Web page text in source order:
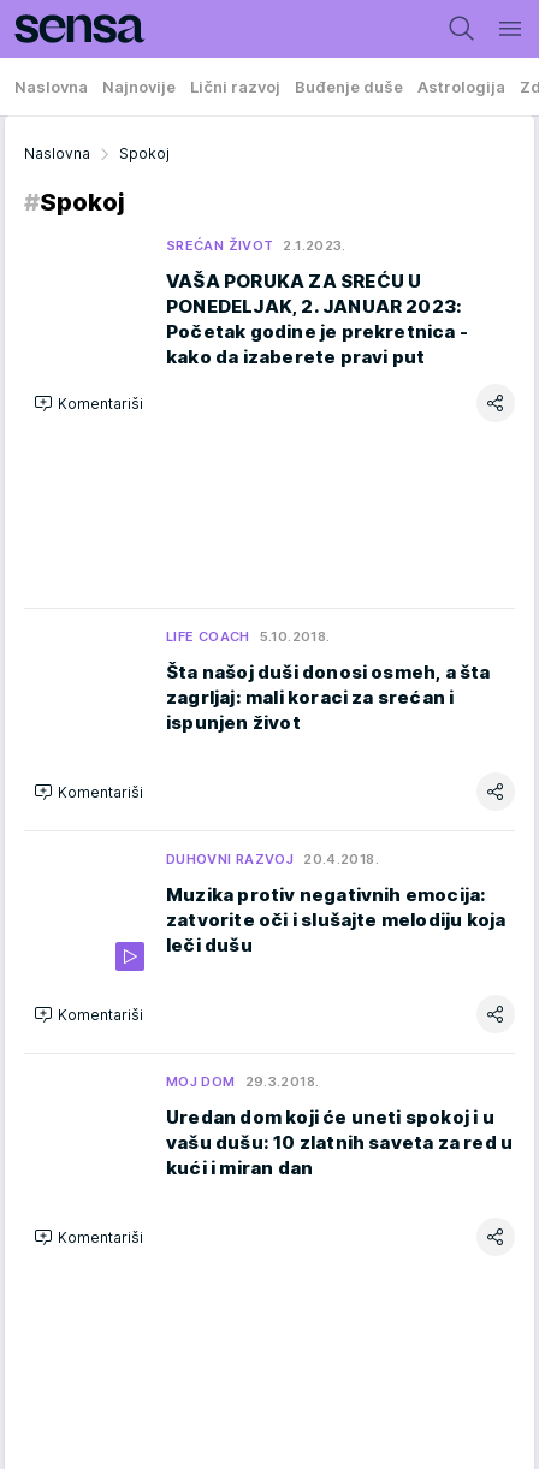
Naslovna Najnovije Lični razvoj Buđenje duše Astrologija
Naslovna Spokoj
#Spokoj
SREĆAN ŽIVOT 2.1.2023.
VAŠA PORUKA ZA SREĆU U
PONEDELJAK, 2. JANUAR 2023:
Početak godine je prekretnica -
kako da izaberete pravi put
Komentariši
LIFE COACH 5.10.2018.
Šta našoj duši donosi osmeh, a šta
zagrljaj: mali koraci za srećan i
ispunjen život
Komentariši
DUHOVNI RAZVOJ 20.4.2018.
Muzika protiv negativnih emocija:
zatvorite oči i slušajte melodiju koja
leči dušu
Komentariši
MOJ DOM 29.3.2018.
Uredan dom koji će uneti spokoj i u
vašu dušu: 10 zlatnih saveta za red u
kući i miran dan
Komentariši